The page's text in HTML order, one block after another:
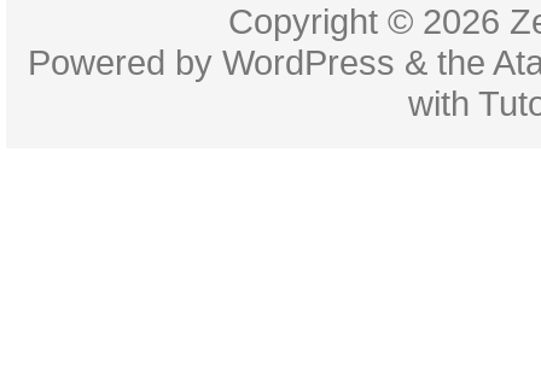
Copyright © 2026
Powered byWordPress & the
with